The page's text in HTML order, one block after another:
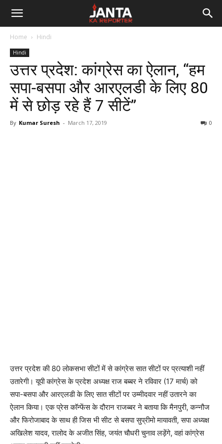
Janta
Reporter
Home Hindi
Hindi
उत्तर प्रदेश: कांग्रेस का ऐलान, “हम
सपा-बसपा और आरएलडी के लिए 80
में से छोड़ रहे हैं 7 सीटें”
By Kumar Suresh - March 17, 2019 0
उत्तर प्रदेश की 80 लोकसभा सीटों में से कांग्रेस सात सीटों पर प्रत्याशी नहीं
उतारेगी। यूपी कांग्रेस के प्रदेश अध्यक्ष राज बब्बर ने रविवार (17 मार्च) को
सपा-बसपा और आरएलडी के लिए सात सीटों पर उम्मीदवार नहीं उतारने का
ऐलान किया। एक प्रेस कॉन्फेंस के दौरान राजब्बर ने बताया कि मैनपुरी, कन्नौज
और फिरोजाबाद के साथ ही जिस भी सीट से बसपा सुप्रीमो मायावती, सपा अध्यक्ष
अखिलेश यादव, रालोद के अजीत सिंह, जयंत चौधरी चुनाव लड़ेंगे, वहां कांग्रेस